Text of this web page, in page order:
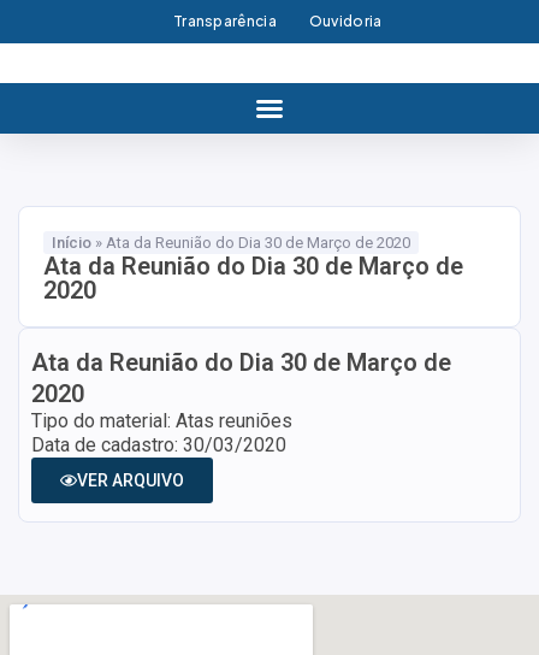
Transparência Ouvidoria
Início » Ata da Reunião do Dia 30 de Março de 2020
Ata da Reunião do Dia 30 de Março de
2020
Ata da Reunião do Dia 30 de Março de
2020
Tipo do material: Atas reuniões
Data de cadastro: 30/03/2020
VER ARQUIVO